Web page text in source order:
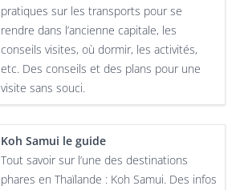
pratiques sur les transports pour se
rendre dans l’ancienne capitale, les
conseils visites, où dormir, les activités,
etc. Des conseils et des plans pour une
visite sans souci.
Koh Samui le guide
Tout savoir sur l’une des destinations
phares en Thaïlande : Koh Samui. Des infos